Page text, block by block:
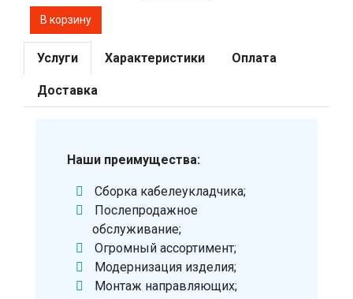
Услуги Характеристики Оплата
Доставка
Наши преимущества:
Сборка кабелеукладчика;
Послепродажное
обслуживание;
Огромный ассортимент;
Модернизация изделия;
Монтаж направляющих;